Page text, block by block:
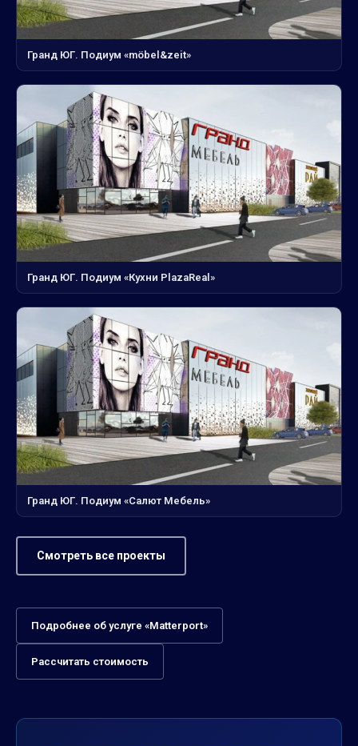
Гранд ЮГ. Подиум «möbel&zeit»
Гранд ЮГ. Подиум «Кухни PlazaReal»
Гранд ЮГ. Подиум «Салют Мебель»
Смотреть все проекты
Подробнее об услуге «Matterport»
Рассчитать стоимость